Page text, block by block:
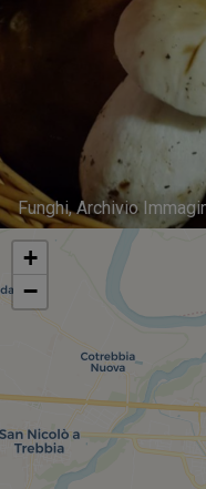
Funghi, Archivio
+
−